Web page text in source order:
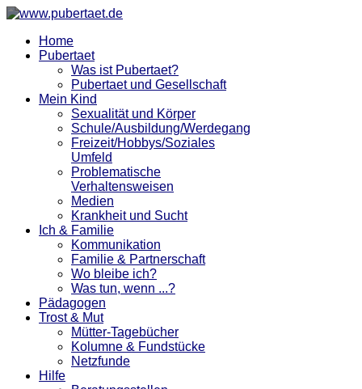
Home
Pubertaet
Was ist Pubertaet?
Pubertaet und Gesellschaft
Mein Kind
Sexualität und Körper
Schule/Ausbildung/Werdegang
Freizeit/Hobbys/Soziales
Umfeld
Problematische
Verhaltensweisen
Medien
Krankheit und Sucht
Ich & Familie
Kommunikation
Familie & Partnerschaft
Wo bleibe ich?
Was tun, wenn ...?
Pädagogen
Trost & Mut
Mütter-Tagebücher
Kolumne & Fundstücke
Netzfunde
Hilfe